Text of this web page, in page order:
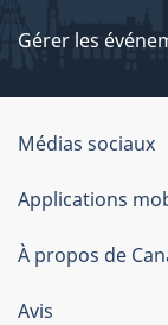
Gérer les
du
du
Canada
Médias sociaux
Applications
À propos de
Avis